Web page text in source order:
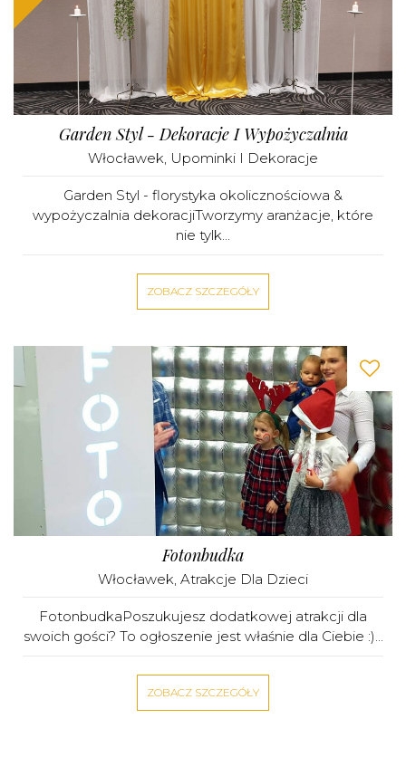
Garden Styl - Dekoracje I Wypożyczalnia
Włocławek, Upominki I Dekoracje
Garden Styl - florystyka okolicznościowa &
wypożyczalnia dekoracjiTworzymy aranżacje, które
nie tylk...
ZOBACZ SZCZEGÓŁY
Fotonbudka
Włocławek, Atrakcje Dla Dzieci
FotonbudkaPoszukujesz dodatkowej atrakcji dla
swoich gości? To ogłoszenie jest właśnie dla Ciebie :)...
ZOBACZ SZCZEGÓŁY